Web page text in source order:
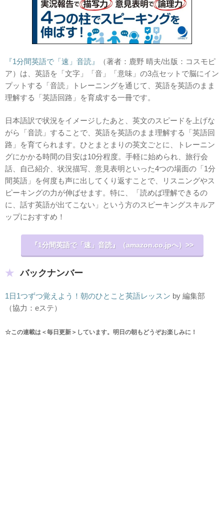
『1分間英語で「速」音読』
（著者：鹿野 晴夫/出版：コスモピ
ア）は、英語を「文字」「音」「意味」の3点セットで脳にイン
プットする「音読」トレーニングを通じて、英語を英語のまま
理解する「英語回路」を育成する一冊です。
日本語訳で状況をイメージしたあと、英文のスピードを上げな
がら「音読」することで、英語を英語のまま理解する「英語回
路」を育てられます。ひとまとまりの英文ごとに、トレーニン
グにかかる時間の目安は10分程度。手軽に始められ、旅行会
話、自己紹介、状況描写、意見表明といった4つの場面の「1分
間英語」を何度も声に出してくり返すことで、リスニングやス
ピーキングの力が伸ばせます。特に、「読めば理解できるの
に、話す英語が出てこない」という方のスピーキングスキルア
ップにおすすめ！
『1分間英語で「速」音読』（amazon.co.jpへ）>>
バックナンバー
1日1つずつ覚えよう！朝のひとこと英語レッスン by 編集部
（協力：eステ）
☆この連載は＜毎日更新＞しています。明日の朝もどうぞお楽しみに！